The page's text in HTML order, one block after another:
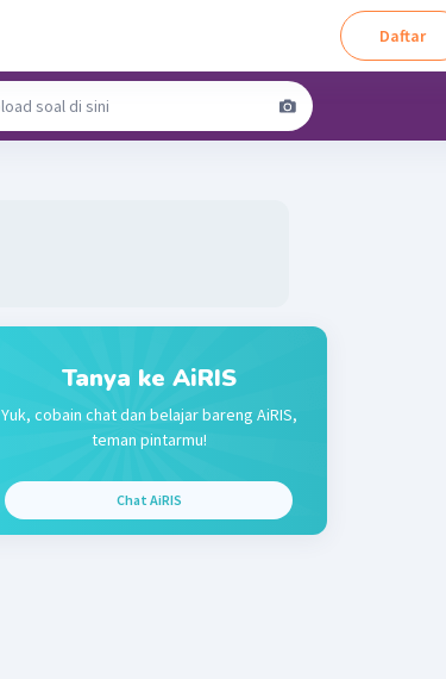
Daftar
Tanya ke AiRIS
Yuk, cobain chat dan belajar bareng AiRIS,
teman pintarmu!
Chat AiRIS